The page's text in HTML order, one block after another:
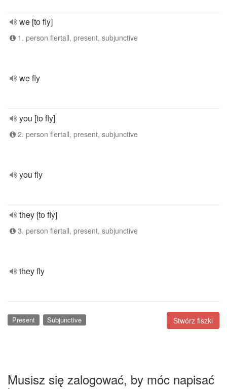
we [to fly]
1. person flertall, present, subjunctive
we fly
you [to fly]
2. person flertall, present, subjunctive
you fly
they [to fly]
3. person flertall, present, subjunctive
they fly
Stwórz fiszki
Present Subjunctive
Musisz się zalogować, by móc napisać